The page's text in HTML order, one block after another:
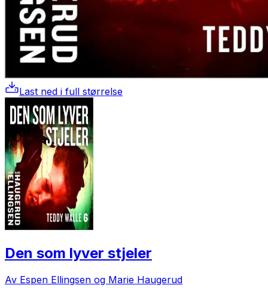
Last ned i full størrelse
Den som lyver stjeler
Av Espen Ellingsen og Marie Haugerud